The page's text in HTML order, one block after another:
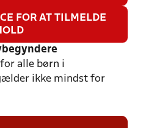
FOR AT TILMELDE
alle børn i
ikke mindst for
BOLD FESTIVAL